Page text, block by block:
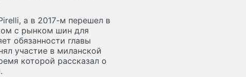
а в 2017-м перешел в
с рынком шин для
обязанности главы
участие в миланской
которой рассказал о